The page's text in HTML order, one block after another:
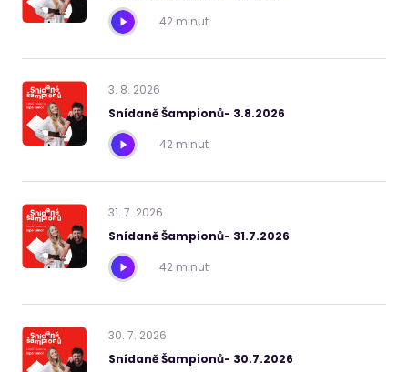
42 minut
3. 8. 2026
Snídaně Šampionů- 3.8.2026
42 minut
31. 7. 2026
Snídaně Šampionů- 31.7.2026
42 minut
30. 7. 2026
Snídaně Šampionů- 30.7.2026